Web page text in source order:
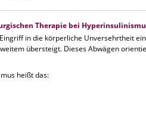
Therapie bei
in die körperliche Unversehrtheit
übersteigt. Dieses Abwägen
heißt das: